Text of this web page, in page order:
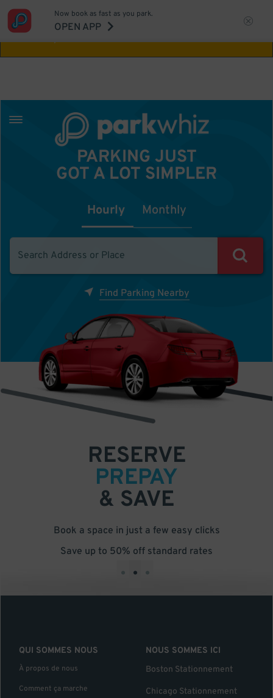
Aw Shucks!
Now book as fast as you park.
OPEN APP
PARKING JUST
GOT A LOT SIMPLER
Hourly Monthly
Find Parking Nearby
RESERVE
PREPAY
& SAVE
Book a space in just a few easy clicks
Save up to 50% off standard rates
• • •
QUI SOMMES NOUS
À propos de nous
Comment ça marche
NOUS SOMMES ICI
Boston Stationnement
Chicago Stationnement